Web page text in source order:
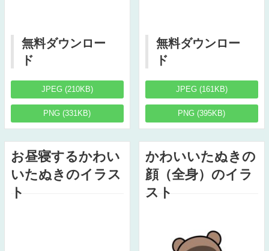
無料ダウンロー
ド
JPEG (210KB)
PNG (331KB)
無料ダウンロー
ド
JPEG (161KB)
PNG (395KB)
お昼寝するかわい
いたぬきのイラス
ト
かわいいたぬきの
顔（全身）のイラ
スト